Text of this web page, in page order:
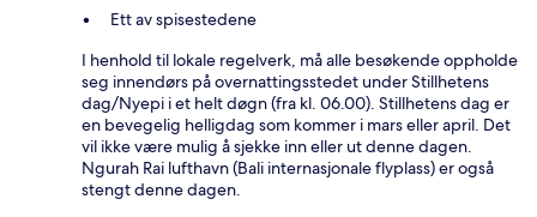
Ett av spisestedene
I henhold til lokale regelverk, må alle besøkende oppholde
seg innendørs på overnattingsstedet under Stillhetens
dag/Nyepi i et helt døgn (fra kl. 06.00). Stillhetens dag er
en bevegelig helligdag som kommer i mars eller april. Det
vil ikke være mulig å sjekke inn eller ut denne dagen.
Ngurah Rai lufthavn (Bali internasjonale flyplass) er også
stengt denne dagen.